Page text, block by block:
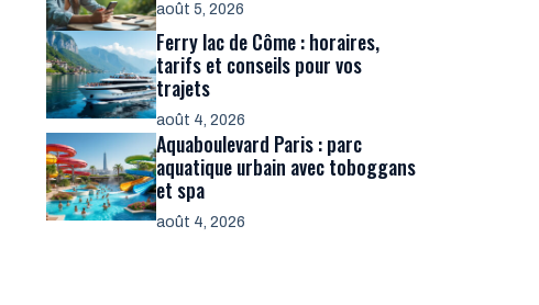
août 5, 2026
Ferry lac de Côme : horaires,
tarifs et conseils pour vos
trajets
août 4, 2026
Aquaboulevard Paris : parc
aquatique urbain avec toboggans
et spa
août 4, 2026